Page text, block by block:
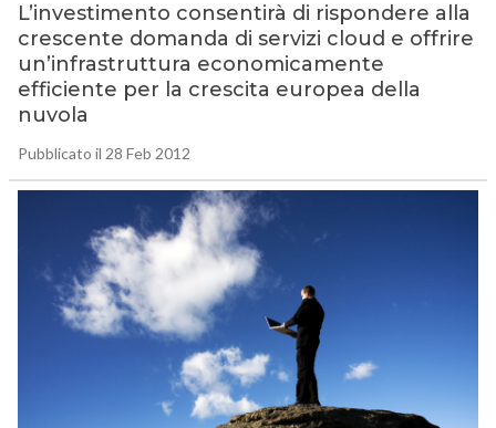
L’investimento consentirà di rispondere alla
crescente domanda di servizi cloud e offrire
un’infrastruttura economicamente
efficiente per la crescita europea della
nuvola
Pubblicato il 28 Feb 2012